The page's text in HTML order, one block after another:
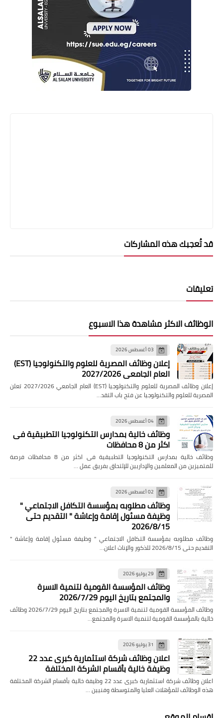
قد تُعجبك هذه المشاركات
تعليقات
الوظائف الاكثر مشاهدة هذا الاسبوع
03 أغسطس 2026
إعلان وظائف المصرية للعلوم والتكنولوجيا (EST)
العام الجامعي 2027/2026
إعلان وظائف المصرية للعلوم والتكنولوجيا (EST) العام الجامعي 2027/2026 تعلن
المصرية للعلوم والتكنولوجيا عن فتح باب التقد…
04 أغسطس 2026
وظائف خالية بمدارس التكنولوجيا التطبيقية فى
اكثر من 8 محافظات
وظائف خالية بمدارس التكنولوجيا التطبيقية فى اكثر من 8 محافظات فرصة
للمتميزين من المعلمين والإداريين للإلتحاق بفريق عمل …
02 أغسطس 2026
وظائف مطلوبه بمؤسسة التكافل الاجتماعي "
وظيفة مسئول إقامة وإعاشة " التقديم حتى
2026/8/15
وظائف مطلوبه بمؤسسة التكافل الاجتماعي " وظيفة مسئول إقامة وإعاشة "
التقديم حتى 2026/8/15 للذكور والإناث اعلان…
29 يوليو 2026
وظائف المؤسسة القومية لتنمية الاسرة
والمجتمع بتاريخ اليوم 2026/7/29
وظائف المؤسسة القومية لتنمية الاسرة والمجتمع بتاريخ اليوم 2026/7/29 وظائف
خالية بالمؤسسة القومية لتنمية الاسرة والمجتمع…
31 يوليو 2026
اعلان وظائف شركة استثمارية كبرى عدد 22
وظيفة خالية بأقسام الشركة المختلفة
اعلان وظائف شركة استثمارية كبرى عدد 22 وظيفة خالية بأقسام الشركة المختلفة
هذه الوظائف للمؤهلات العليا والمتوسطة وفنيين …